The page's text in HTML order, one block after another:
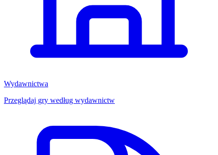
Wydawnictwa
Przeglądaj gry według wydawnictw